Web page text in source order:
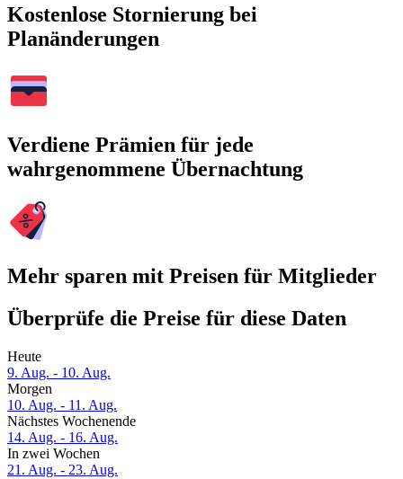
Kostenlose Stornierung bei
Planänderungen
Verdiene Prämien für jede
wahrgenommene Übernachtung
Mehr sparen mit Preisen für Mitglieder
Überprüfe die Preise für diese Daten
Heute
9. Aug. - 10. Aug.
Morgen
10. Aug. - 11. Aug.
Nächstes Wochenende
14. Aug. - 16. Aug.
In zwei Wochen
21. Aug. - 23. Aug.